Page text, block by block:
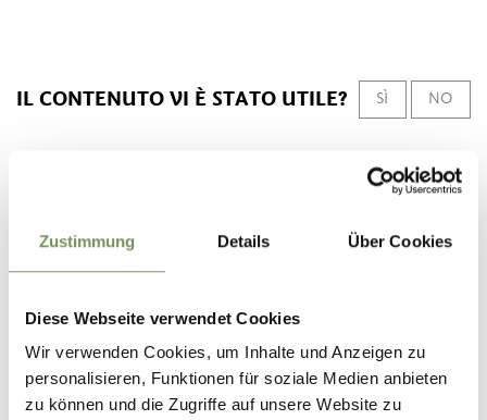
Zustimmung Details Über Cookies
Diese Webseite verwendet Cookies
Wir verwenden Cookies, um Inhalte und Anzeigen zu
personalisieren, Funktionen für soziale Medien anbieten
zu können und die Zugriffe auf unsere Website zu
IL CONTENUTO VI È STATO UTILE? SÌ NO